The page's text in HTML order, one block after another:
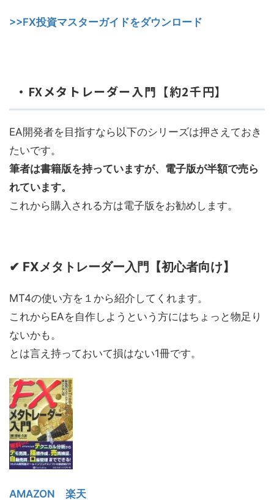
>>FX投資マスターガイドをダウンロード
・FXメタトレーダー入門【約2千円】
EA開発者を目指すなら以下のシリーズは押さえておき
たいです。
筆者は書籍版を持っていますが、電子版が半額で売ら
れています。
これから購入される方は電子版をお勧めします。
✔ FXメタトレーダー入門【初心者向け】
MT4の使い方を１から紹介してくれます。
これからEAを自作しようという方にはちょっと物足り
ないかも。
とは言え持っておいて損はない1冊です。
AMAZON 楽天